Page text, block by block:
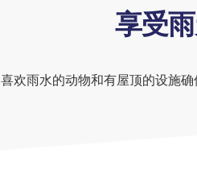
享受
喜欢雨水的动物和有屋顶的设施确